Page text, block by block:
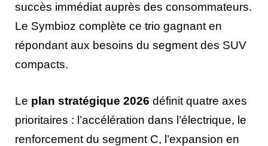
succès immédiat auprès des consommateurs.
Le Symbioz complète ce trio gagnant en
répondant aux besoins du segment des SUV
compacts.
Le plan stratégique 2026 définit quatre axes
prioritaires : l’accélération dans l’électrique, le
renforcement du segment C, l’expansion en